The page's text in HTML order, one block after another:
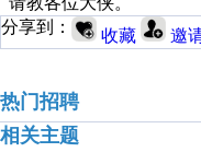
分享到：
收藏 邀
热门招聘
相关主题